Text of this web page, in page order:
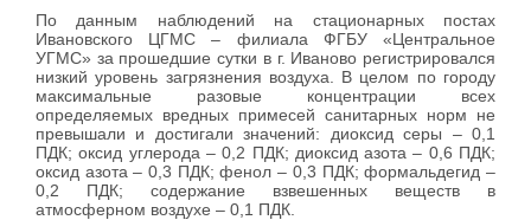
По данным наблюдений на стационарных постах
Ивановского ЦГМС – филиала ФГБУ «Центральное
УГМС» за прошедшие сутки в г. Иваново регистрировался
низкий уровень загрязнения воздуха. В целом по городу
максимальные разовые концентрации всех
определяемых вредных примесей санитарных норм не
превышали и достигали значений: диоксид серы – 0,1
ПДК; оксид углерода – 0,2 ПДК; диоксид азота – 0,6 ПДК;
оксид азота – 0,3 ПДК; фенол – 0,3 ПДК; формальдегид –
0,2 ПДК; содержание взвешенных веществ в
атмосферном воздухе – 0,1 ПДК.